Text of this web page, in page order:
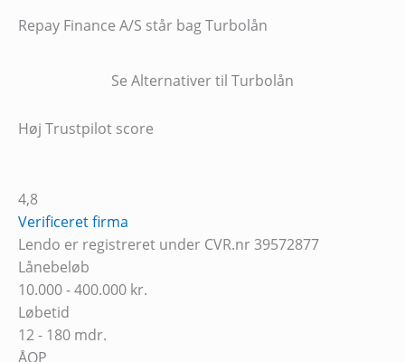
Repay Finance A/S står bag Turbolån
Se Alternativer til Turbolån
Høj Trustpilot score
4,8
Verificeret firma
Lendo er registreret under CVR.nr 39572877
Lånebeløb
10.000 - 400.000 kr.
Løbetid
12 - 180 mdr.
ÅOP